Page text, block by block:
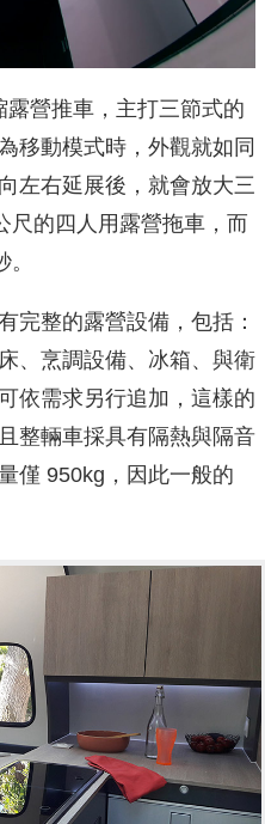
營推車，主打三節式的
移動模式時，外觀就如同
左右延展後，就會放大三
尺的四人用露營拖車，而
完整的露營設備，包括：
、烹調設備、冰箱、與衛
依需求另行追加，這樣的
整輛車採具有隔熱與隔音
僅 950kg，因此一般的